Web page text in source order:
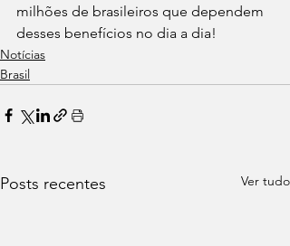
milhões de brasileiros que dependem
desses benefícios no dia a dia!
Notícias
Brasil
Posts recentes Ver tudo